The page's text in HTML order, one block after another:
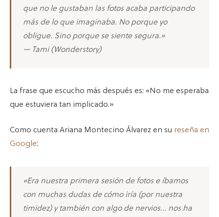
que no le gustaban las fotos acaba participando
más de lo que imaginaba. No porque yo
obligue. Sino porque se siente segura.»
— Tami (Wonderstory)
La frase que escucho más después es: «No me esperaba
que estuviera tan implicado.»
Como cuenta Ariana Montecino Álvarez en su reseña en
Google:
«Era nuestra primera sesión de fotos e íbamos
con muchas dudas de cómo iría (por nuestra
timidez) y también con algo de nervios… nos ha